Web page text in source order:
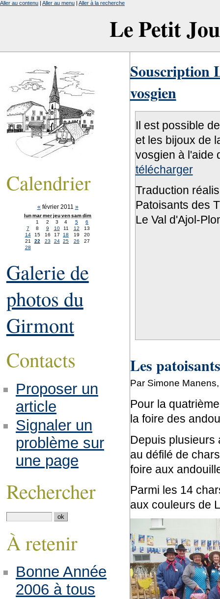
Le Petit
Aller au contenu | Aller au menu | Aller à la recherche
Souscription
vosgien
Il est possible
et les bijoux de
vosgien à l'aide
télécharger
Traduction
Patoisants des
Le Val d'Ajol-
Les
Par Simone
Pour la
la foire des
Depuis plusieurs
au défilé de
foire aux
Parmi les 14
aux couleurs de
Calendrier
« février 2011 »
lunmarmerjeuvensamdim
1
2 3 4 5
6
7
8 9 10 11 12
13
14
15 16 17 18 19
20
21
22 23 24 25 26
27
28
Galerie de
photos du
Girmont
Contacts
Proposer un
article
Signaler un
problème sur
une page
Rechercher
À retenir
Bonne Année
2006 à tous